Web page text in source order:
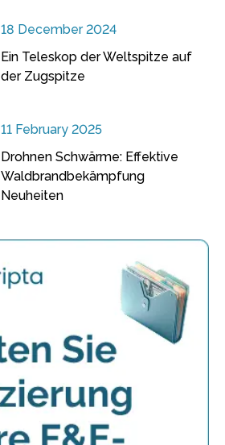
18 December 2024
Ein Teleskop der Weltspitze auf
der Zugspitze
11 February 2025
Drohnen Schwärme: Effektive
Waldbrandbekämpfung
Neuheiten